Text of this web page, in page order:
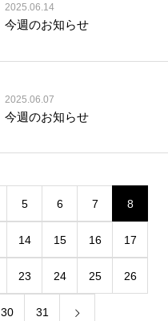
2025.06.14
今週のお知らせ
2025.06.07
今週のお知らせ
5 6 7 8
14 15 16 17
23 24 25 26
30 31